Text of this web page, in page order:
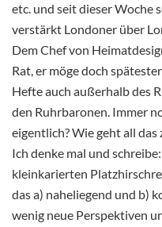
etc. und seit dieser Woche
verstärkt Londoner über
Dem Chef von
Rat, er möge doch
Hefte auch außerhalb des
den Ruhrbaronen. Immer
eigentlich? Wie geht all das
Ich denke mal und
kleinkarierten
das a) naheliegend und b)
wenig neue Perspektiven